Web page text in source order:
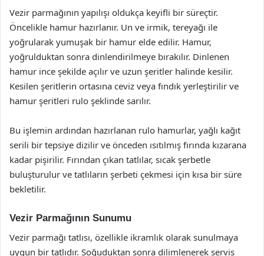
Vezir parmağının yapılışı oldukça keyifli bir süreçtir.
Öncelikle hamur hazırlanır. Un ve irmik, tereyağı ile
yoğrularak yumuşak bir hamur elde edilir. Hamur,
yoğrulduktan sonra dinlendirilmeye bırakılır. Dinlenen
hamur ince şekilde açılır ve uzun şeritler halinde kesilir.
Kesilen şeritlerin ortasına ceviz veya fındık yerleştirilir ve
hamur şeritleri rulo şeklinde sarılır.
Bu işlemin ardından hazırlanan rulo hamurlar, yağlı kağıt
serili bir tepsiye dizilir ve önceden ısıtılmış fırında kızarana
kadar pişirilir. Fırından çıkan tatlılar, sıcak şerbetle
buluşturulur ve tatlıların şerbeti çekmesi için kısa bir süre
bekletilir.
Vezir Parmağının Sunumu
Vezir parmağı tatlısı, özellikle ikramlık olarak sunulmaya
uygun bir tatlıdır. Soğuduktan sonra dilimlenerek servis